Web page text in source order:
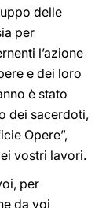
delle
per
l’azione
e dei loro
è stato
dei sacerdoti,
Opere”,
vostri lavori.
per
da voi